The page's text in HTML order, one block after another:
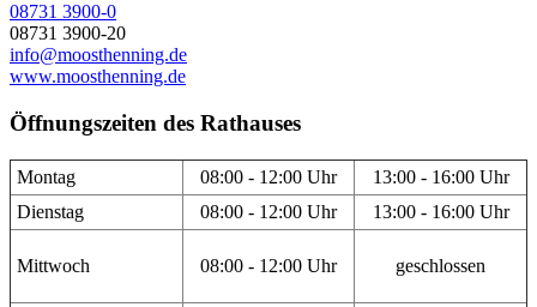
08731 3900-0
08731 3900-20
info@moosthenning.de
www.moosthenning.de
Öffnungszeiten des Rathauses
Montag 08:00 - 12:00 Uhr
13:00 - 16:00 Uhr
Dienstag
08:00 - 12:00 Uhr 13:00 - 16:00 Uhr
Mittwoch 08:00 - 12:00 Uhr geschlossen